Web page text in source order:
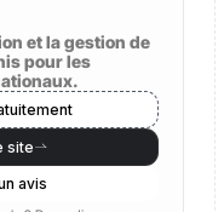
et la gestion de
pour les
site
avis